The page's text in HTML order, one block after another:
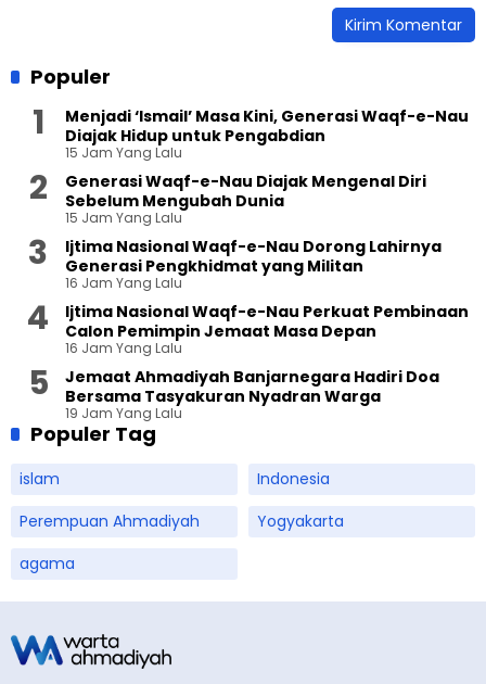
Populer
Menjadi ‘Ismail’ Masa Kini, Generasi Waqf-e-Nau
Diajak Hidup untuk Pengabdian
15 Jam Yang Lalu
Generasi Waqf-e-Nau Diajak Mengenal Diri
Sebelum Mengubah Dunia
15 Jam Yang Lalu
Ijtima Nasional Waqf-e-Nau Dorong Lahirnya
Generasi Pengkhidmat yang Militan
16 Jam Yang Lalu
Ijtima Nasional Waqf-e-Nau Perkuat Pembinaan
Calon Pemimpin Jemaat Masa Depan
16 Jam Yang Lalu
Jemaat Ahmadiyah Banjarnegara Hadiri Doa
Bersama Tasyakuran Nyadran Warga
19 Jam Yang Lalu
Populer Tag
islam
Indonesia
Perempuan Ahmadiyah
Yogyakarta
agama